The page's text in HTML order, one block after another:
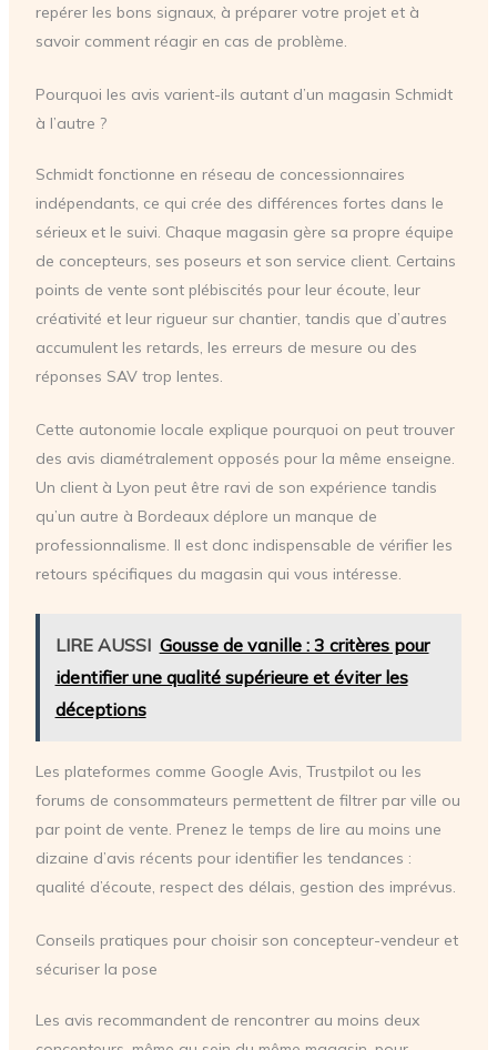
repérer les bons signaux, à préparer votre projet et à
savoir comment réagir en cas de problème.
Pourquoi les avis varient-ils autant d’un magasin Schmidt
à l’autre ?
Schmidt fonctionne en réseau de concessionnaires
indépendants, ce qui crée des différences fortes dans le
sérieux et le suivi. Chaque magasin gère sa propre équipe
de concepteurs, ses poseurs et son service client. Certains
points de vente sont plébiscités pour leur écoute, leur
créativité et leur rigueur sur chantier, tandis que d’autres
accumulent les retards, les erreurs de mesure ou des
réponses SAV trop lentes.
Cette autonomie locale explique pourquoi on peut trouver
des avis diamétralement opposés pour la même enseigne.
Un client à Lyon peut être ravi de son expérience tandis
qu’un autre à Bordeaux déplore un manque de
professionnalisme. Il est donc indispensable de vérifier les
retours spécifiques du magasin qui vous intéresse.
LIRE AUSSI Gousse de vanille : 3 critères pour
identifier une qualité supérieure et éviter les
déceptions
Les plateformes comme Google Avis, Trustpilot ou les
forums de consommateurs permettent de filtrer par ville ou
par point de vente. Prenez le temps de lire au moins une
dizaine d’avis récents pour identifier les tendances :
qualité d’écoute, respect des délais, gestion des imprévus.
Conseils pratiques pour choisir son concepteur-vendeur et
sécuriser la pose
Les avis recommandent de rencontrer au moins deux